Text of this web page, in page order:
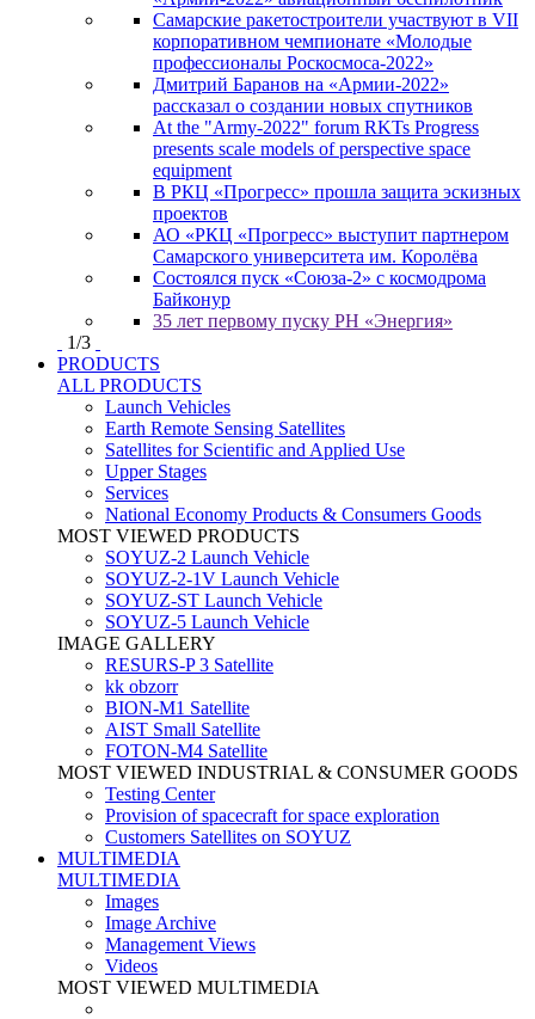
Самарские ракетостроители участвуют в VII
корпоративном чемпионате «Молодые
профессионалы Роскосмоса-2022»
Дмитрий Баранов на «Армии-2022»
рассказал о создании новых спутников
At the "Army-2022" forum RKTs Progress
presents scale models of perspective space
equipment
В РКЦ «Прогресс» прошла защита эскизных
проектов
АО «РКЦ «Прогресс» выступит партнером
Самарского университета им. Королёва
Состоялся пуск «Союза-2» с космодрома
Байконур
35 лет первому пуску РН «Энергия»
1/3
PRODUCTS
ALL PRODUCTS
Launch Vehicles
Earth Remote Sensing Satellites
Satellites for Scientific and Applied Use
Upper Stages
Services
National Economy Products & Consumers Goods
MOST VIEWED PRODUCTS
SOYUZ-2 Launch Vehicle
SOYUZ-2-1V Launch Vehicle
SOYUZ-ST Launch Vehicle
SOYUZ-5 Launch Vehicle
IMAGE GALLERY
RESURS-P 3 Satellite
kk obzorr
BION-M1 Satellite
AIST Small Satellite
FOTON-M4 Satellite
MOST VIEWED INDUSTRIAL & CONSUMER GOODS
Testing Center
Provision of spacecraft for space exploration
Customers Satellites on SOYUZ
MULTIMEDIA
MULTIMEDIA
Images
Image Archive
Management Views
Videos
MOST VIEWED MULTIMEDIA